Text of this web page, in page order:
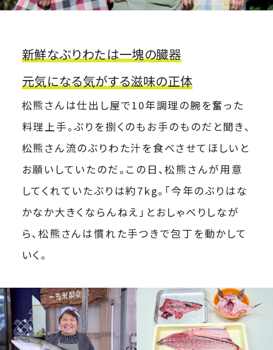
新鮮なぶりわたは一塊の臓器
元気になる気がする滋味の正体
松熊さんは仕出し屋で10年調理の腕を奮った
料理上手。ぶりを捌くのもお手のものだと聞き、
松熊さん流のぶりわた汁を食べさせてほしいと
お願いしていたのだ。この日、松熊さんが用意
してくれていたぶりは約7kg。「今年のぶりはな
かなか大きくならんねえ」とおしゃべりしなが
ら、松熊さんは慣れた手つきで包丁を動かして
いく。